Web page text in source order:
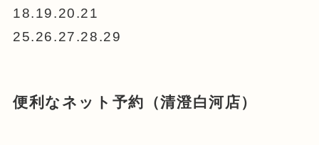
18.19.20.21
25.26.27.28.29
便利なネット予約（清澄白河店）